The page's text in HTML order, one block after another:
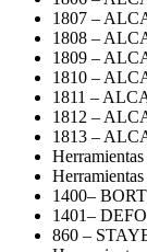
1807 –
1808 –
1809 –
1810 –
1811 –
1812 –
1813 –
Herramientas
1400–
1401–
860 –